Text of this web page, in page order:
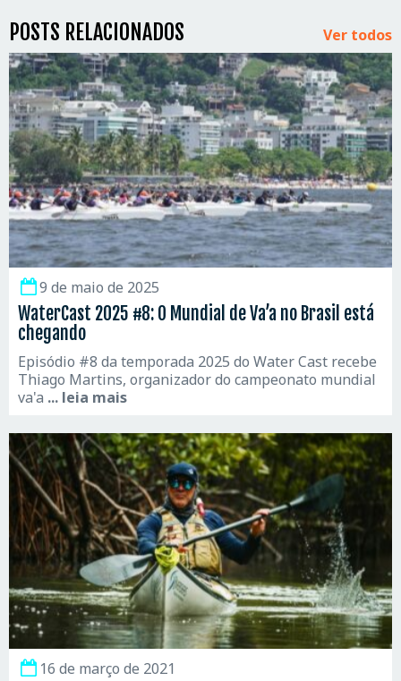
POSTS RELACIONADOS Ver todos
9 de maio de 2025
WaterCast 2025 #8: O Mundial de Va’a no Brasil está
chegando
Episódio #8 da temporada 2025 do Water Cast recebe
Thiago Martins, organizador do campeonato mundial
va'a ... leia mais
16 de março de 2021